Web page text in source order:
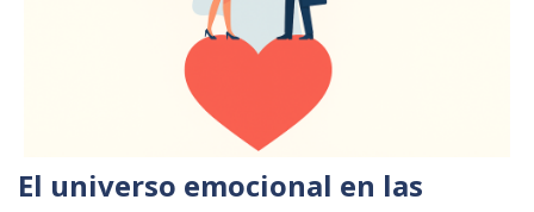
El universo emocional en las